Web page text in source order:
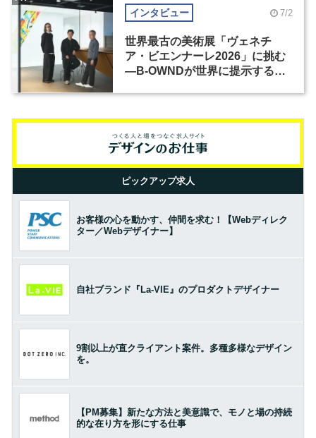
インタビュー 7/2
世界最古の美術展「ヴェネチ
ア・ビエンナーレ2026」に挑む
―B-OWNDが世界に提示する美
ピックアップ求人
お客様の心を動かす、仲間を求む！【Webディレク
ター／Webデザイナー】
自社ブランド『La-VIE』のプロダクトデザイナー
9割以上が直クライアント案件。多種多様なデザイン
を。
【PM募集】新たな方法と美意識で、モノと場の持続
的な在り方を形にする仕事